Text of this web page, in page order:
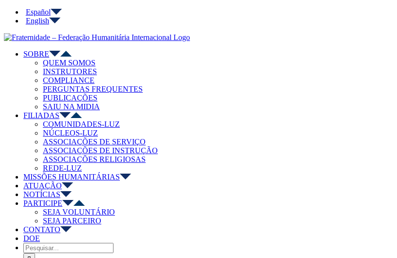
para
conteúdo
Español
English
Instagram
YouTube
Telegram
SOBRE
QUEM SOMOS
INSTRUTORES
COMPLIANCE
PERGUNTAS FREQUENTES
PUBLICAÇÕES
SAIU NA MIDIA
FILIADAS
COMUNIDADES-LUZ
NÚCLEOS-LUZ
ASSOCIAÇÕES DE SERVIÇO
ASSOCIAÇÕES DE INSTRUÇÃO
ASSOCIAÇÕES RELIGIOSAS
REDE-LUZ
MISSÕES HUMANITÁRIAS
ATUAÇÃO
NOTÍCIAS
PARTICIPE
SEJA VOLUNTÁRIO
SEJA PARCEIRO
CONTATO
DOE
Buscar
resultados